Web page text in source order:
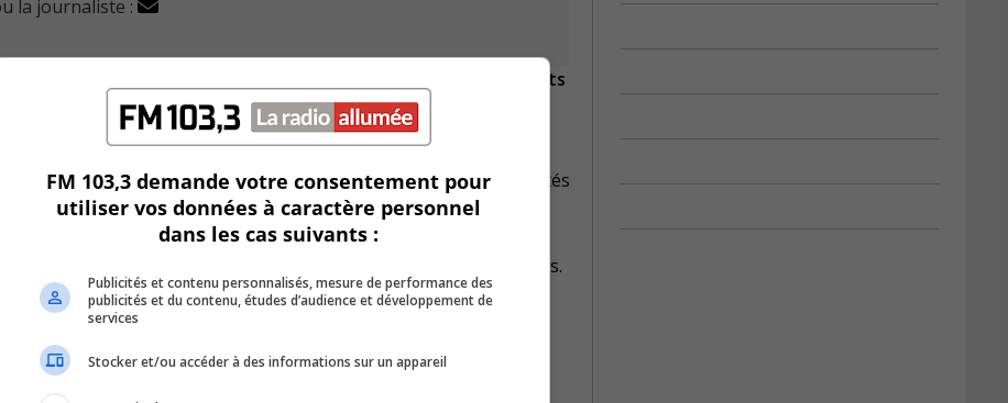
la journaliste :
une demande pour la réalisation de 39 nouveaux logements
de l’école primaire Marie-Victorin.
un bâtiment de trois étages avec mezzanines et 39 unités
en une placette avec des espaces verts et des arbres.
nouvelle.
pour demain.
FM 103,3 demande votre consentement pour
utiliser vos données à caractère personnel
dans les cas suivants :
Publicités et contenu personnalisés, mesure de performance des
publicités et du contenu, études d’audience et développement de
services
Stocker et/ou accéder à des informations sur un appareil